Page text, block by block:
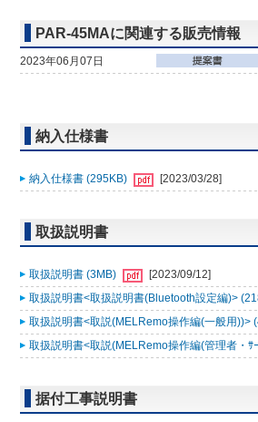
PAR-45MAに関連する販売情報
2023年06月07日
納入仕様書
納入仕様書 (295KB) [2023/03/28]
取扱説明書
取扱説明書 (3MB)
[2023/09/12]
取扱説明書<取扱説明書(Bluetooth設定編)>
取扱説明書<取説(MELRemo操作編(一般用))>
取扱説明書<取説(MELRemo操作編(管理者・ｻ
据付工事説明書